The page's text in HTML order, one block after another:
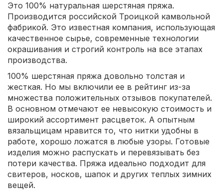
Это 100% натуральная шерстяная пряжа.
Производится российской Троицкой камвольной
фабрикой. Это известная компания, использующая
качественное сырье, современные технологии
окрашивания и строгий контроль на все этапах
производства.
100% шерстяная пряжа довольно толстая и
жесткая. Но мы включили ее в рейтинг из-за
множества положительных отзывов покупателей.
В основном отмечают ее невысокую стоимость и
широкий ассортимент расцветок. А опытным
вязальщицам нравится то, что нитки удобны в
работе, хорошо ложатся в любые узоры. Готовые
изделия можно распускать и перевязывать без
потери качества. Пряжа идеально подходит для
свитеров, носков, шапок и других теплых зимних
вещей.